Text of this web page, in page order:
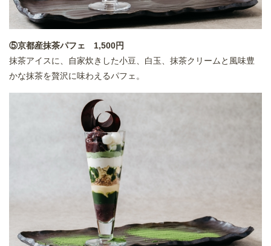
⑤京都産抹茶パフェ 1,500円
抹茶アイスに、自家炊きした小豆、白玉、抹茶クリームと風味豊
かな抹茶を贅沢に味わえるパフェ。